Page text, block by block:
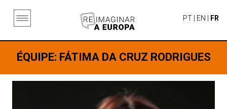
PT| EN FR
ÉQUIPE: FÁTIMA DA CRUZ RODRIGUES